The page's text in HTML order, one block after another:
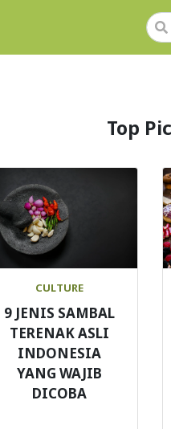
Top
CULTURE
9 JENIS SAMBAL
TERENAK ASLI
INDONESIA
YANG WAJIB
DICOBA